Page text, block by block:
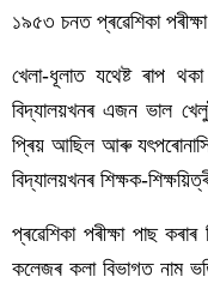
১৯৫৩ চনত প্ৰৱেশিকা
খেলা-ধূলাত যথেষ্ট ৰাপ
বিদ্যালয়খনৰ এজন ভাল
প্ৰিয় আছিল আৰু
বিদ্যালয়খনৰ শিক্ষক-
প্ৰৱেশিকা পৰীক্ষা পাছ
কলেজৰ কলা বিভাগত নাম